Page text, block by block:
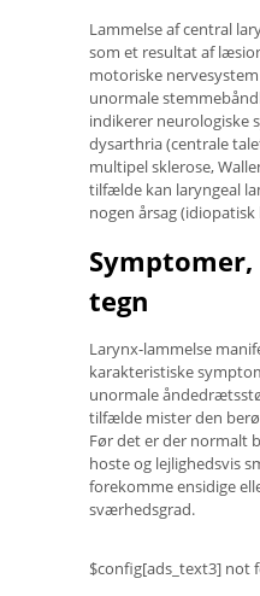
Lammelse af central
som et resultat af
motoriske
unormale
indikerer neurologiske
dysarthria (centrale
multipel sklerose,
tilfælde kan laryngeal
nogen årsag
tegn
Larynx-lammelse
karakteristiske
unormale
tilfælde mister den
Før det er der normalt
hoste og lejlighedsvis
forekomme ensidige
sværhedsgrad.
$config[ads_text3] not